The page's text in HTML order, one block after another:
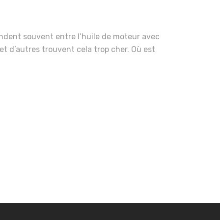
souvent entre l’huile de moteur avec
d’autres trouvent cela trop cher. Où est